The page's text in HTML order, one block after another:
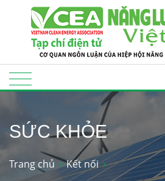
SỨC KHỎE
Trang chủ Kết nối